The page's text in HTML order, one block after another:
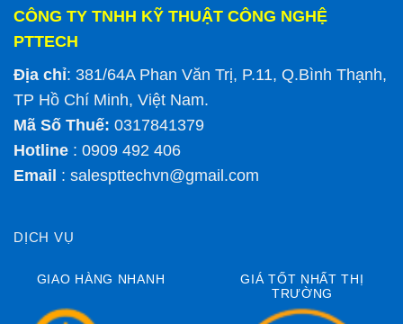
CÔNG TY TNHH KỸ THUẬT CÔNG NGHỆ
PTTECH
Địa chỉ: 381/64A Phan Văn Trị, P.11, Q.Bình Thạnh,
TP Hồ Chí Minh, Việt Nam.
Mã Số Thuế: 0317841379
Hotline : 0909 492 406
Email : salespttechvn@gmail.com
DỊCH VỤ
GIAO HÀNG NHANH
GIÁ TỐT NHẤT THỊ
TRƯỜNG